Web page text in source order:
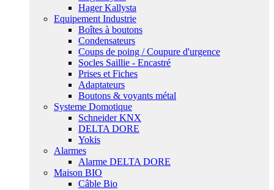
Hager Kallysta
Equipement Industrie
Boîtes à boutons
Condensateurs
Coups de poing / Coupure d'urgence
Socles Saillie - Encastré
Prises et Fiches
Adaptateurs
Boutons & voyants métal
Systeme Domotique
Schneider KNX
DELTA DORE
Yokis
Alarmes
Alarme DELTA DORE
Maison BIO
Câble Bio